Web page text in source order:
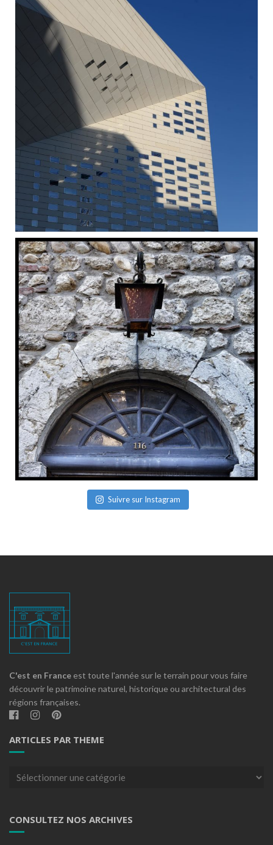
Suivre sur Instagram
C'est en France est toute l'année sur le terrain pour vous faire
découvrir le patrimoine naturel, historique ou architectural des
régions françaises.
ARTICLES PAR THEME
Articles
CONSULTEZ NOS ARCHIVES